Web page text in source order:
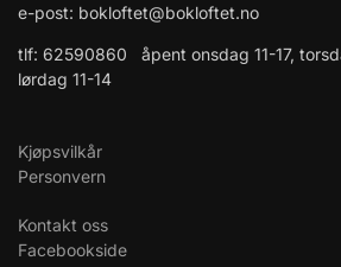
e-post: bokloftet@bokloftet.no
tlf: 62590860 åpent onsdag 11-17,
lørdag 11-14
Kjøpsvilkår
Personvern
Kontakt oss
Facebookside